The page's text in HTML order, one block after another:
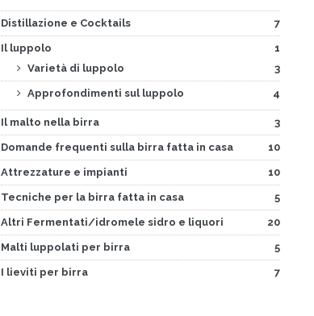
Distillazione e Cocktails 7
Il luppolo
1
Varietà di luppolo
3
Approfondimenti sul luppolo 4
Il malto nella birra 3
Domande frequenti sulla birra fatta in casa 10
Attrezzature e impianti 10
Tecniche per la birra fatta in casa 5
Altri Fermentati/idromele sidro e liquori 20
Malti luppolati per birra 5
I lieviti per birra 7